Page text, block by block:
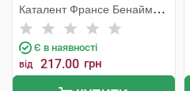
Каталент Франсе Бенайм
СА
Є в наявності
від 217.00 грн